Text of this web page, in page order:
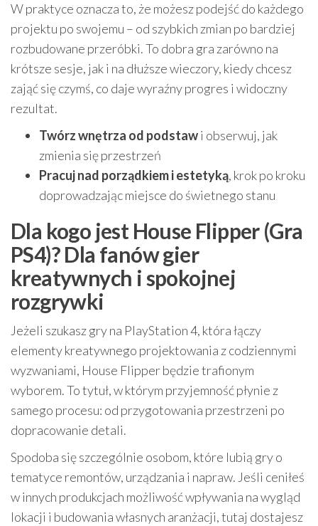
W praktyce oznacza to, że możesz podejść do każdego
projektu po swojemu – od szybkich zmian po bardziej
rozbudowane przeróbki. To dobra gra zarówno na
krótsze sesje, jak i na dłuższe wieczory, kiedy chcesz
zająć się czymś, co daje wyraźny progres i widoczny
rezultat.
Twórz wnętrza od podstawi obserwuj, jak
zmienia się przestrzeń
Pracuj nad porządkiem i estetyką, krok po kroku
doprowadzając miejsce do świetnego stanu
Dla kogo jest House Flipper (Gra
PS4)? Dla fanów gier
kreatywnych i spokojnej
rozgrywki
Jeżeli szukasz gry na PlayStation 4, która łączy
elementy kreatywnego projektowania z codziennymi
wyzwaniami, House Flipper będzie trafionym
wyborem. To tytuł, w którym przyjemność płynie z
samego procesu: od przygotowania przestrzeni po
dopracowanie detali.
Spodoba się szczególnie osobom, które lubią gry o
tematyce remontów, urządzania i napraw. Jeśli ceniłeś
w innych produkcjach możliwość wpływania na wygląd
lokacji i budowania własnych aranżacji, tutaj dostajesz